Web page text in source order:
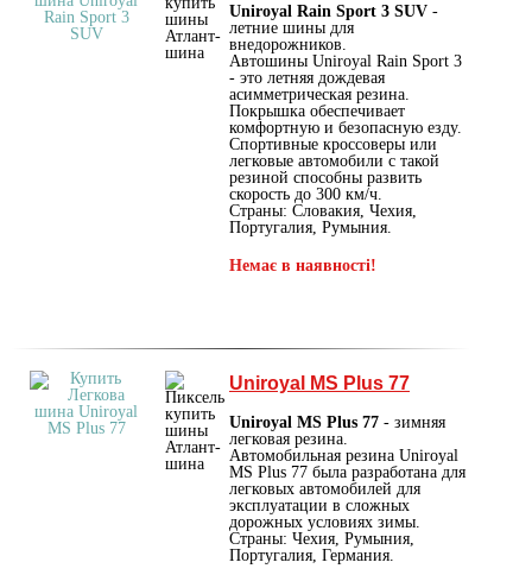
Uniroyal Rain Sport 3 SUV -
летние шины для
внедорожников.
Автошины Uniroyal Rain Sport 3
- это летняя дождевая
асимметрическая резина.
Покрышка обеспечивает
комфортную и безопасную езду.
Спортивные кроссоверы или
легковые автомобили с такой
резиной способны развить
скорость до 300 км/ч.
Страны: Словакия, Чехия,
Португалия, Румыния.
Немає в наявності!
Uniroyal MS Plus 77
Uniroyal MS Plus 77 - зимняя
легковая резина.
Автомобильная резина Uniroyal
MS Plus 77 была разработана для
легковых автомобилей для
эксплуатации в сложных
дорожных условиях зимы.
Страны: Чехия, Румыния,
Португалия, Германия.